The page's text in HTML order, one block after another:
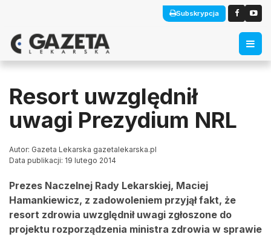
Subskrypcja
Resort uwzględnił
uwagi Prezydium NRL
Autor: Gazeta Lekarska gazetalekarska.pl
Data publikacji: 19 lutego 2014
Prezes Naczelnej Rady Lekarskiej, Maciej
Hamankiewicz, z zadowoleniem przyjął fakt, że
resort zdrowia uwzględnił uwagi zgłoszone do
projektu rozporządzenia ministra zdrowia w sprawie